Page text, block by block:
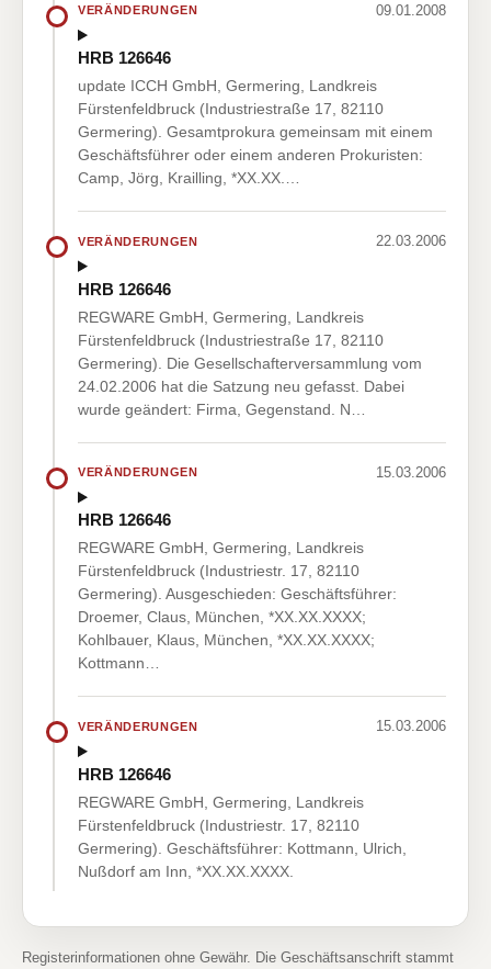
VERÄNDERUNGEN 09.01.2008
HRB 126646
update ICCH GmbH, Germering, Landkreis
Fürstenfeldbruck (Industriestraße 17, 82110
Germering). Gesamtprokura gemeinsam mit einem
Geschäftsführer oder einem anderen Prokuristen:
Camp, Jörg, Krailling, *XX.XX.…
VERÄNDERUNGEN 22.03.2006
HRB 126646
REGWARE GmbH, Germering, Landkreis
Fürstenfeldbruck (Industriestraße 17, 82110
Germering). Die Gesellschafterversammlung vom
24.02.2006 hat die Satzung neu gefasst. Dabei
wurde geändert: Firma, Gegenstand. N…
VERÄNDERUNGEN 15.03.2006
HRB 126646
REGWARE GmbH, Germering, Landkreis
Fürstenfeldbruck (Industriestr. 17, 82110
Germering). Ausgeschieden: Geschäftsführer:
Droemer, Claus, München, *XX.XX.XXXX;
Kohlbauer, Klaus, München, *XX.XX.XXXX;
Kottmann…
VERÄNDERUNGEN 15.03.2006
HRB 126646
REGWARE GmbH, Germering, Landkreis
Fürstenfeldbruck (Industriestr. 17, 82110
Germering). Geschäftsführer: Kottmann, Ulrich,
Nußdorf am Inn, *XX.XX.XXXX.
Registerinformationen ohne Gewähr. Die Geschäftsanschrift stammt